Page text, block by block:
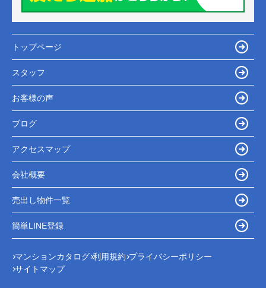
トップページ
スタッフ
お客様の声
ブログ
アクセスマップ
会社概要
売出し物件一覧
簡単LINE登録
マンションカタログ 利用規約 プライバシーポリシー
サイトマップ